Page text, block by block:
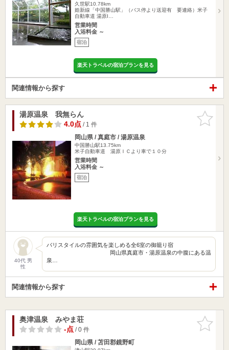
久世駅10.78km
姫新線「中国勝山駅」（バス停より送迎有 要連絡）米子
自動車道 湯原I…
営業時間
入浴料金 ～
宿泊
楽天トラベルの宿泊プランを見る
関連情報から探す
お気に入
りに追加
湯原温泉 我無らん
4.0点/ 1 件
岡山県 / 真庭市 / 湯原温泉
中国勝山駅13.75km
米子自動車道 湯原ＩＣより車で１０分
営業時間
入浴料金 ～
宿泊
楽天トラベルの宿泊プランを見る
40代 男
性
バリスタイルの雰囲気を楽しめる全6室の御籠り宿
岡山県真庭市・湯原温泉の中腹にある温
泉…
関連情報から探す
お気に入
りに追加
奥津温泉 みやま荘
-点/ 0 件
岡山県 / 苫田郡鏡野町